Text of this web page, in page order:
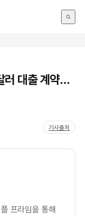
러 대출 계약…
기사출처
플 프라임을 통해